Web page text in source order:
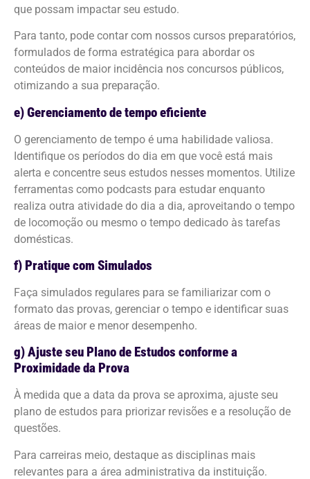
que possam impactar seu estudo.
Para tanto, pode contar com nossos cursos preparatórios,
formulados de forma estratégica para abordar os
conteúdos de maior incidência nos concursos públicos,
otimizando a sua preparação.
e) Gerenciamento de tempo eficiente
O gerenciamento de tempo é uma habilidade valiosa.
Identifique os períodos do dia em que você está mais
alerta e concentre seus estudos nesses momentos. Utilize
ferramentas como podcasts para estudar enquanto
realiza outra atividade do dia a dia, aproveitando o tempo
de locomoção ou mesmo o tempo dedicado às tarefas
domésticas.
f) Pratique com Simulados
Faça simulados regulares para se familiarizar com o
formato das provas, gerenciar o tempo e identificar suas
áreas de maior e menor desempenho.
g) Ajuste seu Plano de Estudos conforme a
Proximidade da Prova
À medida que a data da prova se aproxima, ajuste seu
plano de estudos para priorizar revisões e a resolução de
questões.
Para carreiras meio, destaque as disciplinas mais
relevantes para a área administrativa da instituição.